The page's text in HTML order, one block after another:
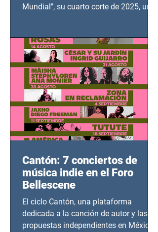
Mundial", su cuarto corte de 2025, un
bélicos.
Cantón: 7 conciertos de
música indie en el Foro
Bellescene
El ciclo Cantón, una plataforma
dedicada a la canción de autor y las
propuestas independientes en México,